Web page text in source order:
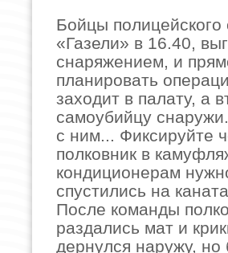
Бойцы
«Газели» в 16.40,
снаряжением, и
планировать
заходит в палату, а
самоубийцу
с ним... Фиксируйте
полковник в
кондиционерам
спустились на
После команды
раздались мат и
дернулся наружу,